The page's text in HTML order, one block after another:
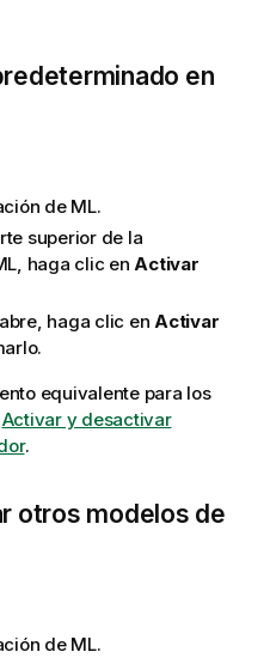
en
de ML.
superior de la
haga clic enActivar
haga clic en Activar
equivalente para los
Activar y desactivar
.
otros modelos de
de ML.